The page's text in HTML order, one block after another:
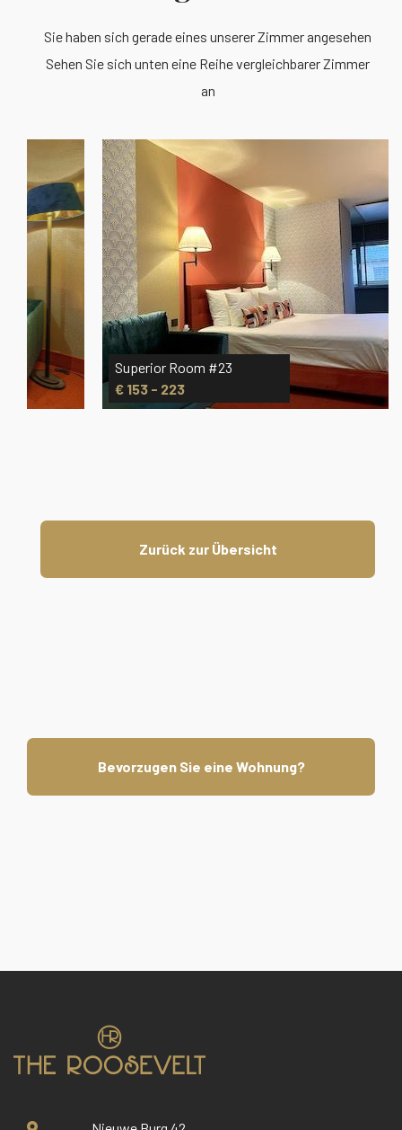
Sie haben sich gerade eines unserer Zimmer angesehen
Sehen Sie sich unten eine Reihe vergleichbarer Zimmer
an
Superior Room #23
€ 153 - 223
Zurück zur Übersicht
Bevorzugen Sie eine Wohnung?